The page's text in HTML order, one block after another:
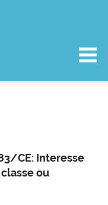
CE: Interesse
ou